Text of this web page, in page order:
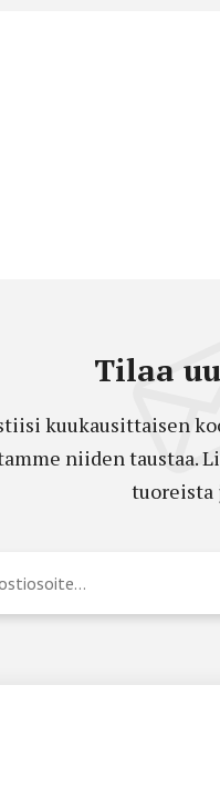
Tilaa
kuukausittaisen
niiden taustaa.
tuoreista